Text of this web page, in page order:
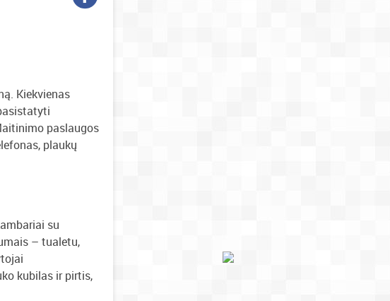
Kiekvienas
paslaugos
plaukų
su
– tualetu,
kubilas ir pirtis,